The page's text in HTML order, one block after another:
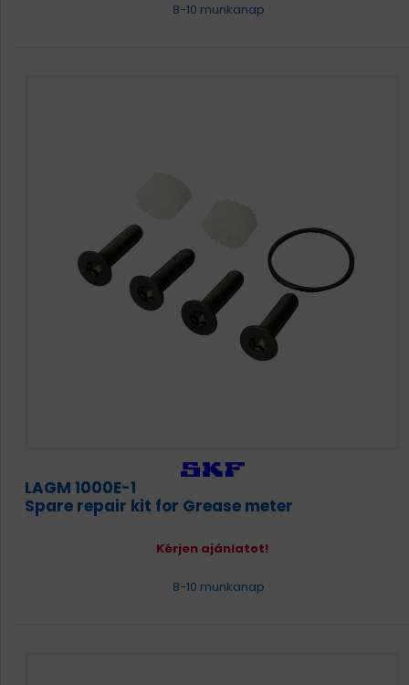
8-10 munkanap
LAGM 1000E-1
Spare repair kit for Grease meter
Kérjen ajánlatot!
8-10 munkanap